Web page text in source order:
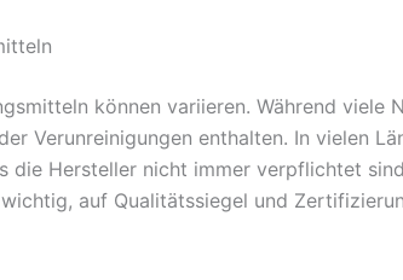
können variieren. Während viele
Verunreinigungen enthalten. In vielen
Hersteller nicht immer verpflichtet
auf Qualitätssiegel und